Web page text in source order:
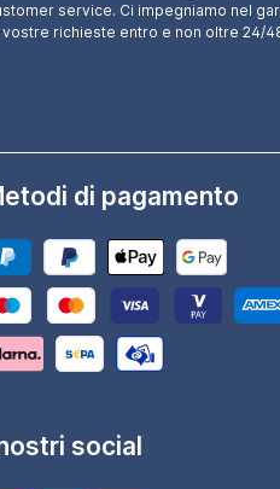
service. Ci impegniamo nel
vostre richieste entro e non oltre 24/
di pagamento
social